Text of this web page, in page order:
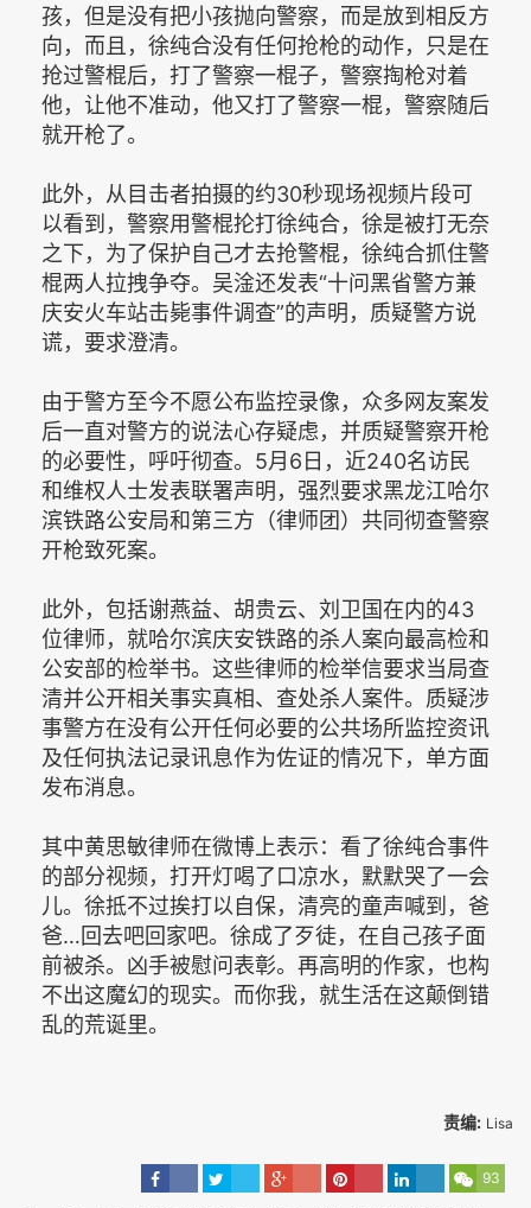
孩，但是没有把小孩抛向警察，而是放到相反方
向，而且，徐纯合没有任何抢枪的动作，只是在
抢过警棍后，打了警察一棍子，警察掏枪对着
他，让他不准动，他又打了警察一棍，警察随后
就开枪了。
此外，从目击者拍摄的约30秒现场视频片段可
以看到，警察用警棍抡打徐纯合，徐是被打无奈
之下，为了保护自己才去抢警棍，徐纯合抓住警
棍两人拉拽争夺。吴淦还发表“十问黑省警方兼
庆安火车站击毙事件调查”的声明，质疑警方说
谎，要求澄清。
由于警方至今不愿公布监控录像，众多网友案发
后一直对警方的说法心存疑虑，并质疑警察开枪
的必要性，呼吁彻查。5月6日，近240名访民
和维权人士发表联署声明，强烈要求黑龙江哈尔
滨铁路公安局和第三方（律师团）共同彻查警察
开枪致死案。
此外，包括谢燕益、胡贵云、刘卫国在内的43
位律师，就哈尔滨庆安铁路的杀人案向最高检和
公安部的检举书。这些律师的检举信要求当局查
清并公开相关事实真相、查处杀人案件。质疑涉
事警方在没有公开任何必要的公共场所监控资讯
及任何执法记录讯息作为佐证的情况下，单方面
发布消息。
其中黄思敏律师在微博上表示：看了徐纯合事件
的部分视频，打开灯喝了口凉水，默默哭了一会
儿。徐抵不过挨打以自保，清亮的童声喊到，爸
爸…回去吧回家吧。徐成了歹徒，在自己孩子面
前被杀。凶手被慰问表彰。再高明的作家，也构
不出这魔幻的现实。而你我，就生活在这颠倒错
乱的荒诞里。
责编: Lisa
93